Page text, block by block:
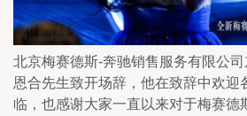
北京梅赛德斯-奔驰销售服务有限公
恩合先生致开场辞，他在致辞中欢迎
临，也感谢大家一直以来对于梅赛德